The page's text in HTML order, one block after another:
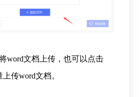
word文档上传，也可以点击
传word文档。